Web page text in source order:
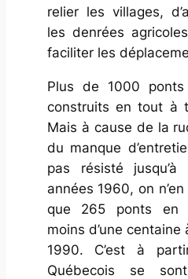
relier les villages,
les denrées
faciliter les
Plus de 1000
construits en tout à
Mais à cause de la
du manque
pas résisté
années 1960, on
que 265 ponts en
moins d’une
1990. C’est à
Québecois se